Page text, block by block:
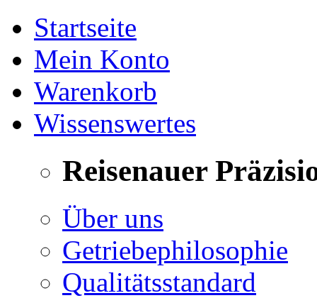
Startseite
Mein Konto
Warenkorb
Wissenswertes
Reisenauer
Über uns
Getriebephilosophie
Qualitätsstandard